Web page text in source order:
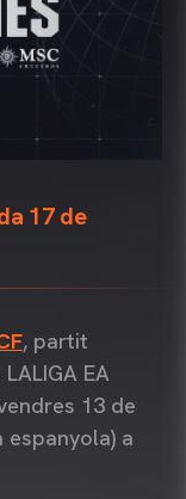
17 de
, partit
EA
13 de
espanyola) a